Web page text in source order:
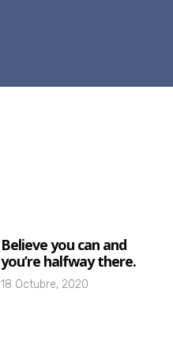
Believe you can and
you’re halfway there.
18 Octubre, 2020